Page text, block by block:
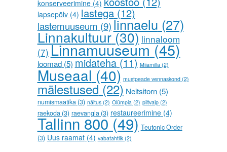
konserveerimine(4)
lapsepõlv(4) lastega(12)
lastemuuseum (9)linnaelu (27)
Linnakultuur(30) linnaloom
(7)Linnamuuseum(45)
loomad(5) midateha(11) Miiamilla (2)
Museaal(40) mustpeade vennaskond(2)
mälestused(22) Neitsitorn(5)
numismaatika (3) näitus(2) Olümpia (2) piltvaip(2)
raekoda (3) raevangla (3) restaureerimine(4)
Tallinn 800(49) Teutonic Order
(3) Uus raamat(4) vabatahtlik(2)